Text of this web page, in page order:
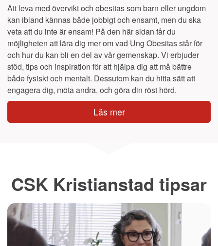
Att leva med övervikt och obesitas som barn eller ungdom
kan ibland kännas både jobbigt och ensamt, men du ska
veta att du inte är ensam! På den här sidan får du
möjligheten att lära dig mer om vad Ung Obesitas står för
och hur du kan bli en del av vår gemenskap. Vi erbjuder
stöd, tips och inspiration för att hjälpa dig att må bättre
både fysiskt och mentalt. Dessutom kan du hitta sätt att
engagera dig, möta andra, och göra din röst hörd.
Läs mer
CSK Kristianstad tipsar